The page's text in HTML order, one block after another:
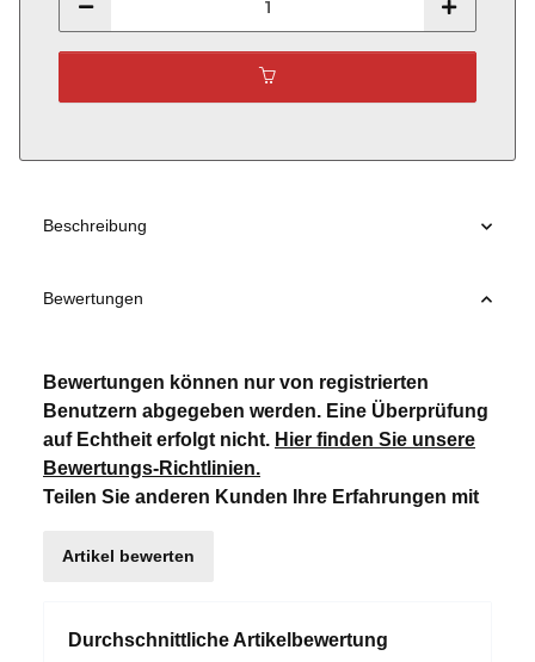
Beschreibung
Bewertungen
Durchschnittliche Artikelbewertung
Bewertungen können nur von registrierten
Benutzern abgegeben werden. Eine Überprüfung
auf Echtheit erfolgt nicht. Hier finden Sie unsere
Bewertungs-Richtlinien.
Teilen Sie anderen Kunden Ihre Erfahrungen mit
Artikel bewerten